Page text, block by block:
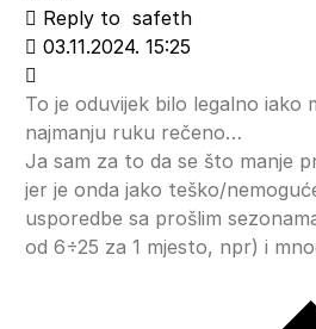
Reply to safeth
03.11.2024. 15:25
To je oduvijek bilo legalno iako
najmanju ruku rečeno…
Ja sam za to da se što manje
jer je onda jako teško/
usporedbe sa prošlim
od 6÷25 za 1 mjesto, npr) i